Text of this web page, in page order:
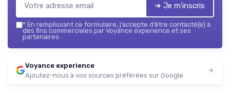
➔ Je m'inscris
* En remplissant ce formulaire, j’accepte d’être contacté(e) à
des fins commerciales par Voyance experience et ses
partenaires.
Voyance experience
Ajoutez-nous à vos sources préférées sur Google